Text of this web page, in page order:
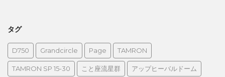
タグ
D750 Grandcircle Page TAMRON
TAMRON SP 15-30 こと座流星群 アップヒーバルドーム